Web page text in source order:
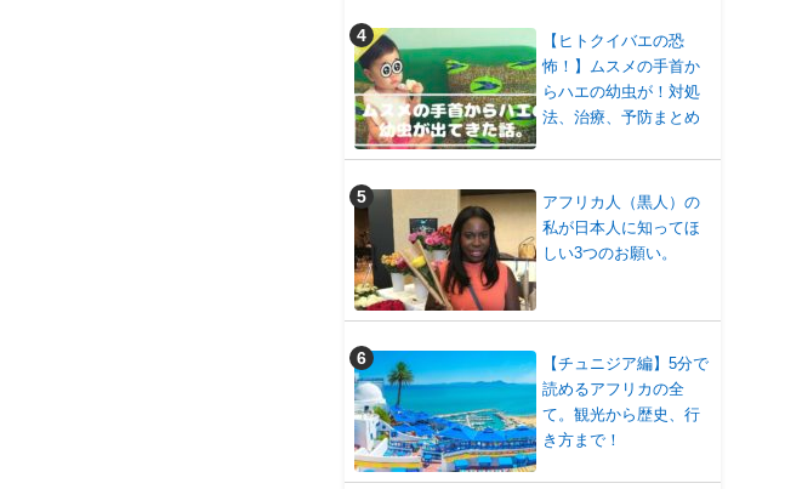
【ヒトクイバエの恐
怖！】ムスメの手首か
らハエの幼虫が！対処
法、治療、予防まとめ
アフリカ人（黒人）の
私が日本人に知ってほ
しい3つのお願い。
【チュニジア編】5分で
読めるアフリカの全
て。観光から歴史、行
き方まで！